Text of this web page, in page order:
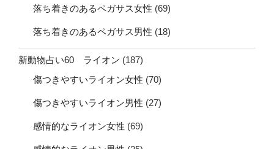
落ち着きのあるペガサス女性 (69)
落ち着きのあるペガサス男性 (18)
新動物占い60 ライオン (187)
傷つきやすいライオン女性 (70)
傷つきやすいライオン男性 (27)
感情的なライオン女性 (69)